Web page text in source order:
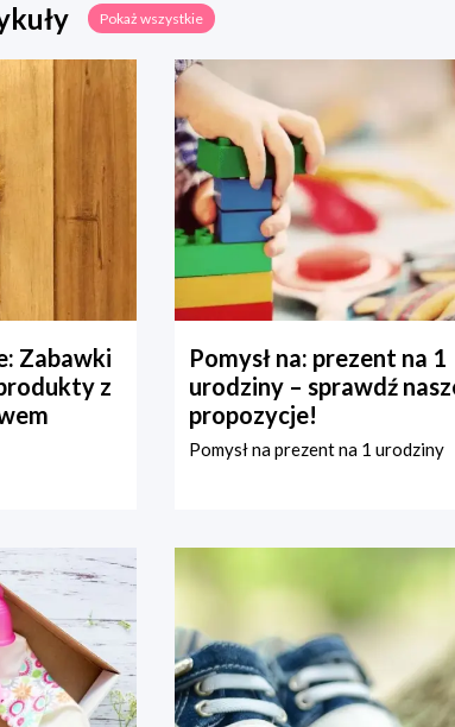
Pokaż wszystkie
Zabawki
z
Pomysł na: prezent na 1
urodziny – sprawdź
propozycje!
Pomysł na prezent na 1 urodziny